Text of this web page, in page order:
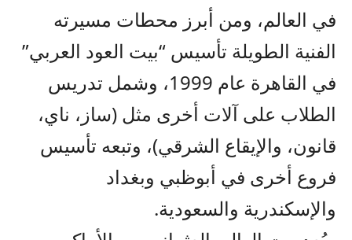
في العالم، ومن أبرز محطات مسيرته
الفنية الطويلة تأسيس “بيت العود العربي”
في القاهرة عام 1999، وشمل تدريس
الطلاب على آلات أخرى مثل (ساز، ناي،
قانون، والإيقاع الشرقي)، وتبعه تأسيس
فروع أخرى في أبوظبي وبغداد
والإسكندرية والسعودية.